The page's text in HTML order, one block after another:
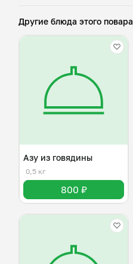
Другие блюда этого повара
Азу из говядины
0,5 кг
800 ₽